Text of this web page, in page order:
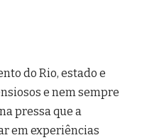
do Rio, estado e
e nem sempre
pressa que a
em experiências